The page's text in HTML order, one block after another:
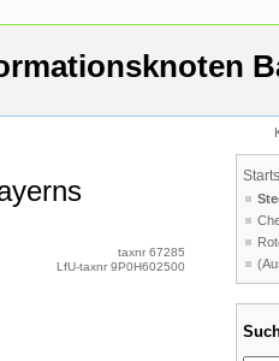
taxnr 67285
LfU-taxnr 9P0H602500